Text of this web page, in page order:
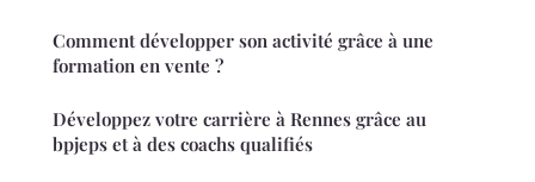
Comment développer son activité grâce à une
formation en vente ?
Développez votre carrière à Rennes grâce au
bpjeps et à des coachs qualifiés